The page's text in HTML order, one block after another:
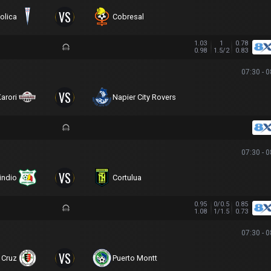
VS Cobresal
1.03 1
0.78
0.98
1.5/2 0.83
07:30 -
VS Napier City Rovers
07:30 -
VS Cortulua
0.95 0/0.5
0.85
1.08
1/1.5 0.73
07:30 -
VS Puerto Montt